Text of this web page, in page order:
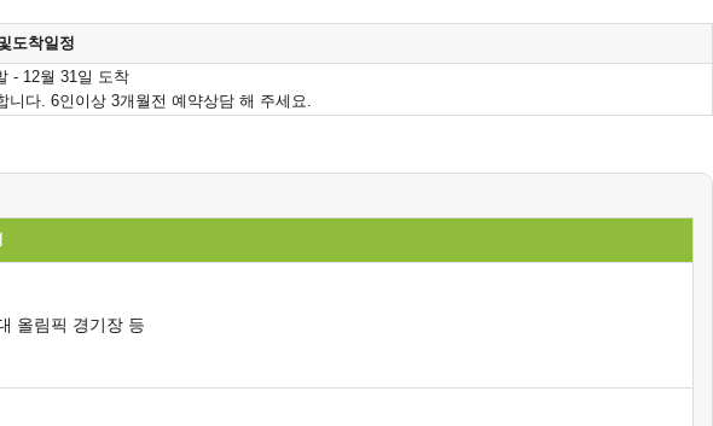
도착일정
- 12월 31일 도착
니다. 6인이상 3개월전 예약상담 해 주세요.
올림픽 경기장 등